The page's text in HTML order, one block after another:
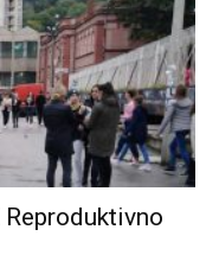
Reproduktivno